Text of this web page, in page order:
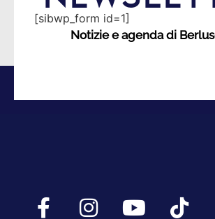
[sibwp_form id=1]
Notizie e agenda di